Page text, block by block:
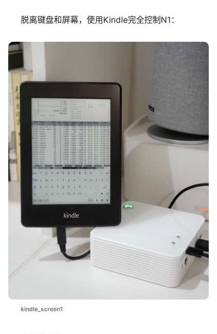
脱离键盘和屏幕，使用Kindle完全控制N1：
kindle_screen1